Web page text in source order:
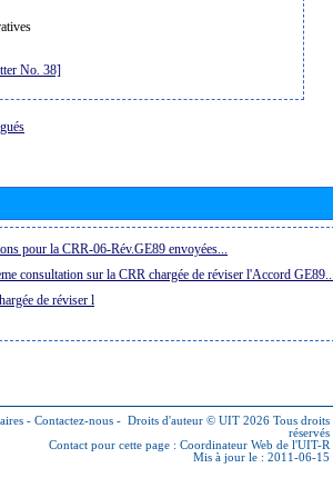
No. 38]
pour la CRR-06-Rév.GE89 envoyées...
consultation sur la CRR chargée de réviser l'Accord
de réviser l
- Contactez-nous - Droits d'auteur © UIT 2026 Tous droits
réservés
Contact pour cette page : Coordinateur Web de l'UIT-R
Mis à jour le : 2011-06-15